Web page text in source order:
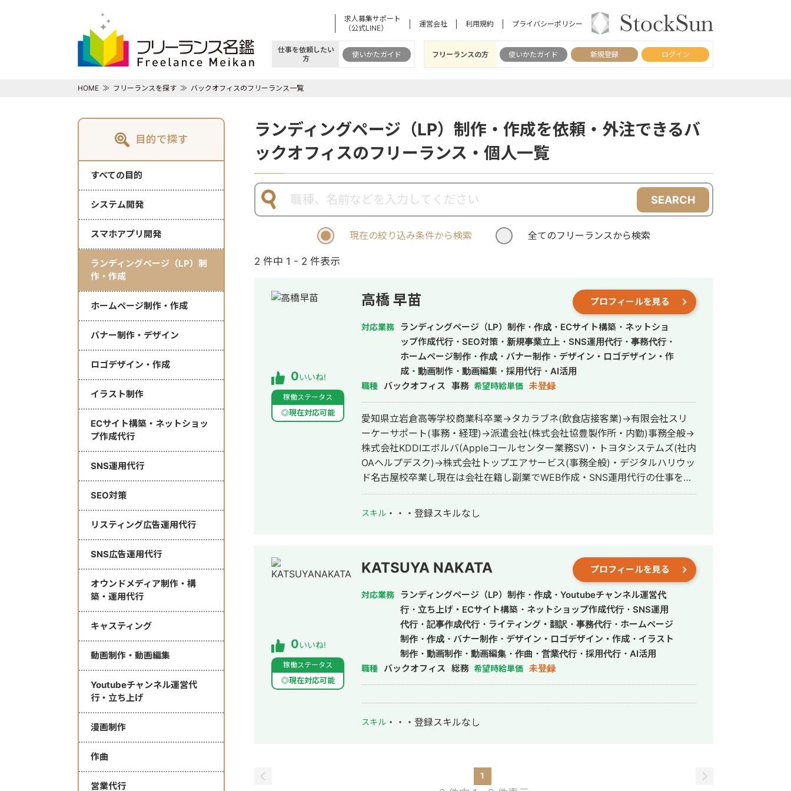
求人募集サポート
（公式LINE）
運営会社 利用規約 プライバシーポリシー
仕事を依頼したい
方
使いかたガイド フリーランスの方 使いかたガイド 新規登録 ログイン
HOME フリーランスを探す バックオフィスのフリーランス一覧
目的で探す
すべての目的
システム開発
スマホアプリ開発
ランディングページ（LP）制
作・作成
ホームページ制作・作成
バナー制作・デザイン
ロゴデザイン・作成
イラスト制作
ECサイト構築・ネットショッ
プ作成代行
SNS運用代行
SEO対策
リスティング広告運用代行
SNS広告運用代行
オウンドメディア制作・構
築・運用代行
キャスティング
動画制作・動画編集
Youtubeチャンネル運営代
行・立ち上げ
漫画制作
作曲
営業代行
ランディングページ（LP）制作・作成を依頼・外注できるバ
ックオフィスのフリーランス・個人一覧
SEARCH
現在の絞り込み条件から検索 全てのフリーランスから検索
2 件中 1 - 2 件表示
0いいね!
稼働ステータス
◎現在対応可能
高橋 早苗 プロフィールを見る
対応業務
ランディングページ（LP）制作・作成・ECサイト構築・ネットショ
ップ作成代行・SEO対策・新規事業立上・SNS運用代行・事務代行・
ホームページ制作・作成・バナー制作・デザイン・ロゴデザイン・作
成・動画制作・動画編集・採用代行・AI活用
職種 バックオフィス 事務 希望時給単価 未登録
愛知県立岩倉高等学校商業科卒業→タカラブネ(飲食店接客業)→有限会社スリ
ーケーサポート(事務・経理)→派遣会社(株式会社協豊製作所・内勤)事務全般→
株式会社KDDIエボルバ(Appleコールセンター業務SV)・トヨタシステムズ(社内
OAヘルプデスク)→株式会社トップエアサービス(事務全般)・デジタルハリウッ
ド名古屋校卒業し現在は会社在籍し副業でWEB作成・SNS運用代行の仕事をし
ています
スキル ・・・ 登録スキルなし
0いいね!
稼働ステータス
◎現在対応可能
KATSUYA NAKATA プロフィールを見る
対応業務
ランディングページ（LP）制作・作成・Youtubeチャンネル運営代
行・立ち上げ・ECサイト構築・ネットショップ作成代行・SNS運用
代行・記事作成代行・ライティング・翻訳・事務代行・ホームページ
制作・作成・バナー制作・デザイン・ロゴデザイン・作成・イラスト
制作・動画制作・動画編集・作曲・営業代行・採用代行・AI活用
職種 バックオフィス 総務 希望時給単価 未登録
スキル ・・・ 登録スキルなし
1